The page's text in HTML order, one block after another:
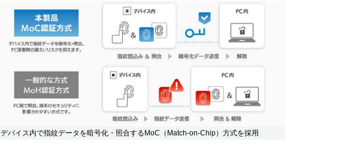
デバイス内で指紋データを暗号化・照合するMoC（Match-on-Chip）方式を採用